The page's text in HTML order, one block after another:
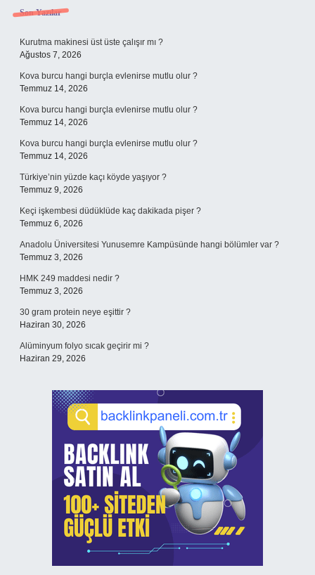
Sidebar
Son Yazılar
Kurutma makinesi üst üste çalışır mı ?
Ağustos 7, 2026
Kova burcu hangi burçla evlenirse mutlu olur ?
Temmuz 14, 2026
Kova burcu hangi burçla evlenirse mutlu olur ?
Temmuz 14, 2026
Kova burcu hangi burçla evlenirse mutlu olur ?
Temmuz 14, 2026
Türkiye’nin yüzde kaçı köyde yaşıyor ?
Temmuz 9, 2026
Keçi işkembesi düdüklüde kaç dakikada pişer ?
Temmuz 6, 2026
Anadolu Üniversitesi Yunusemre Kampüsünde hangi bölümler var ?
Temmuz 3, 2026
HMK 249 maddesi nedir ?
Temmuz 3, 2026
30 gram protein neye eşittir ?
Haziran 30, 2026
Alüminyum folyo sıcak geçirir mi ?
Haziran 29, 2026